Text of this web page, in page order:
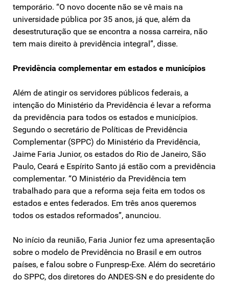
temporário. “O novo docente não se vê mais na
universidade pública por 35 anos, já que, além da
desestruturação que se encontra a nossa carreira, não
tem mais direito à previdência integral”, disse.
Previdência complementar em estados e municípios
Além de atingir os servidores públicos federais, a
intenção do Ministério da Previdência é levar a reforma
da previdência para todos os estados e municípios.
Segundo o secretário de Políticas de Previdência
Complementar (SPPC) do Ministério da Previdência,
Jaime Faria Junior, os estados do Rio de Janeiro, São
Paulo, Ceará e Espírito Santo já estão com a previdência
complementar. “O Ministério da Previdência tem
trabalhado para que a reforma seja feita em todos os
estados e entes federados. Em três anos queremos
todos os estados reformados”, anunciou.
No início da reunião, Faria Junior fez uma apresentação
sobre o modelo de Previdência no Brasil e em outros
países, e falou sobre o Funpresp-Exe. Além do secretário
do SPPC, dos diretores do ANDES-SN e do presidente do